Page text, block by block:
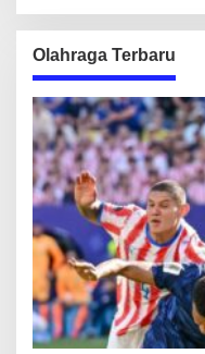
Olahraga Terbaru